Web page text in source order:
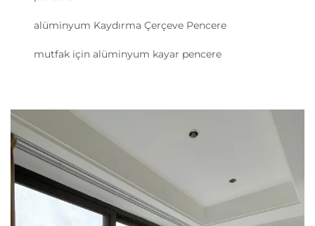
alüminyum Kaydırma Çerçeve Pencere
mutfak için alüminyum kayar pencere